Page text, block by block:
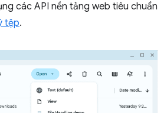
các API nền tảng web tiêu chuẩn
tệp.